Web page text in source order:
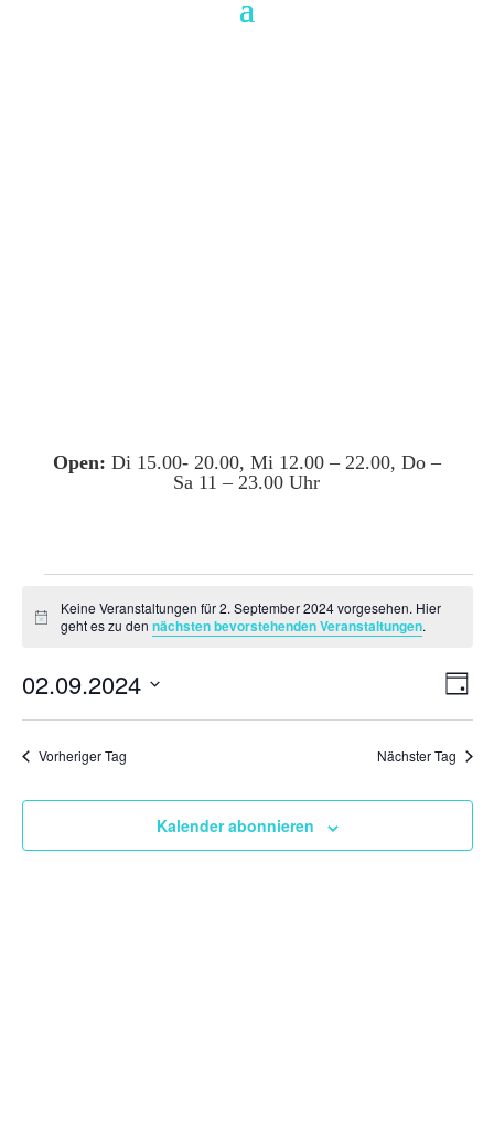
Open: Di 15.00- 20.00, Mi 12.00 – 22.00, Do –
Sa 11 – 23.00 Uhr
für
September
2024
Hinweis
Keine Veranstaltungen für 2. September 2024 vorgesehen. Hier
geht es zu dennächsten bevorstehenden Veranstaltungen.
Tag
02.09.2024
Vorheriger Tag Nächster Tag
Kalender abonnieren